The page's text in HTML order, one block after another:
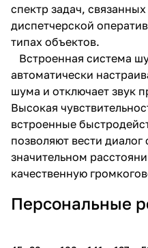
спектр задач,
диспетчерской
типах объектов.
Встроенная система
автоматически
шума и отключает звук
Высокая
встроенные
позволяют вести
значительном
качественную
Персональные